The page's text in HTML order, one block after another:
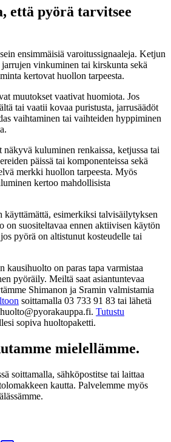
että pyörä tarvitsee
ensimmäisiä varoitussignaaleja. Ketjun
vinkuminen tai kirskunta sekä
kertovat huollon tarpeesta.
muutokset vaativat huomiota. Jos
tai vaatii kovaa puristusta, jarrusäädöt
vaihtaminen tai vaihteiden hyppiminen
kuluminen renkaissa, ketjussa tai
päissä tai komponenteissa sekä
merkki huollon tarpeesta. Myös
kertoo mahdollisista
käyttämättä, esimerkiksi talvisäilytyksen
on suositeltavaa ennen aktiivisen käytön
pyörä on altistunut kosteudelle tai
kausihuolto on paras tapa varmistaa
pyöräily. Meiltä saat asiantuntevaa
Shimanon ja Sramin valmistamia
soittamalla 03 733 91 83 tai lähetä
Tutustu
sopiva huoltopaketti.
mielellämme.
soittamalla, sähköpostitse tai laittaa
kautta. Palvelemme myös